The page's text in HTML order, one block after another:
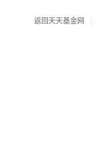
返回天天基金网